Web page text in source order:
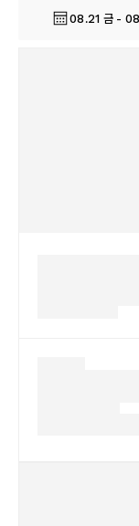
08.21 금 -